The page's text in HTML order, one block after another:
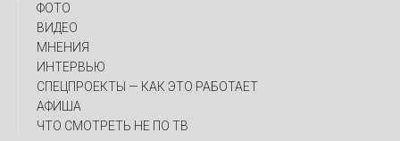
ФОТО
ВИДЕО
МНЕНИЯ
ИНТЕРВЬЮ
CПЕЦПРОЕКТЫ — КАК ЭТО РАБОТАЕТ
АФИША
ЧТО СМОТРЕТЬ НЕ ПО ТВ